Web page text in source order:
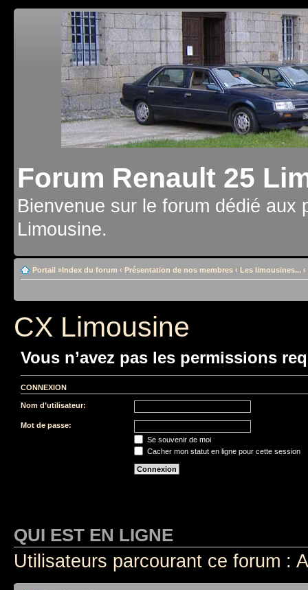
Forum Renault 25
Bienvenue sur le forum dédié aux
Limousine.
Portail »Index du forum ‹ Présentation de nos membres ‹ Les limousines... ‹
CX Limousine
Vous n’avez pas les permissions
CONNEXION
Nom d’utilisateur:
Mot de passe:
Se souvenir de moi
Cacher mon statut en ligne pour cette session
QUI EST EN LIGNE
Utilisateurs parcourant ce forum :